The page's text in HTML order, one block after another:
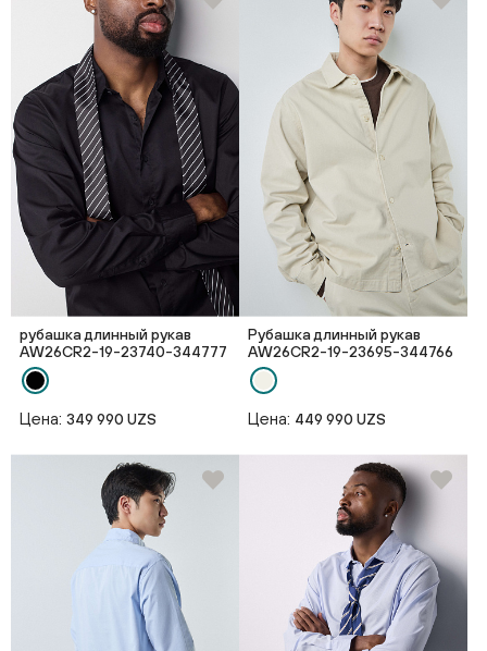
рубашка длинный рукав
AW26CR2-19-23740-344777
Цена: 349 990 UZS
Рубашка длинный рукав
AW26CR2-19-23695-344766
Цена: 449 990 UZS